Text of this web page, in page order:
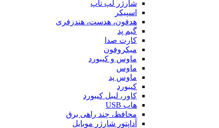
شارژر لپ تاپ
اسپیکر
هدفون، هدست، هندزفری
گیم پد
کارت صدا
میکروفون
ماوس و کیبورد
ماوس
ماوس پد
کیبورد
کاور، لیبل کیبورد
هاب USB
محافظ، چند راهی برق
آداپتور شارژر موبایل